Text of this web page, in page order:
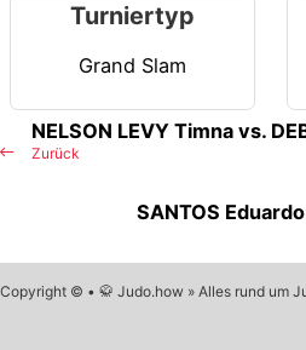
Turniertyp
Grand Slam
Zurück
NELSON LEVY Timna vs.
SANTOS
Copyright © • 🥋 Judo.how » Alles rund um